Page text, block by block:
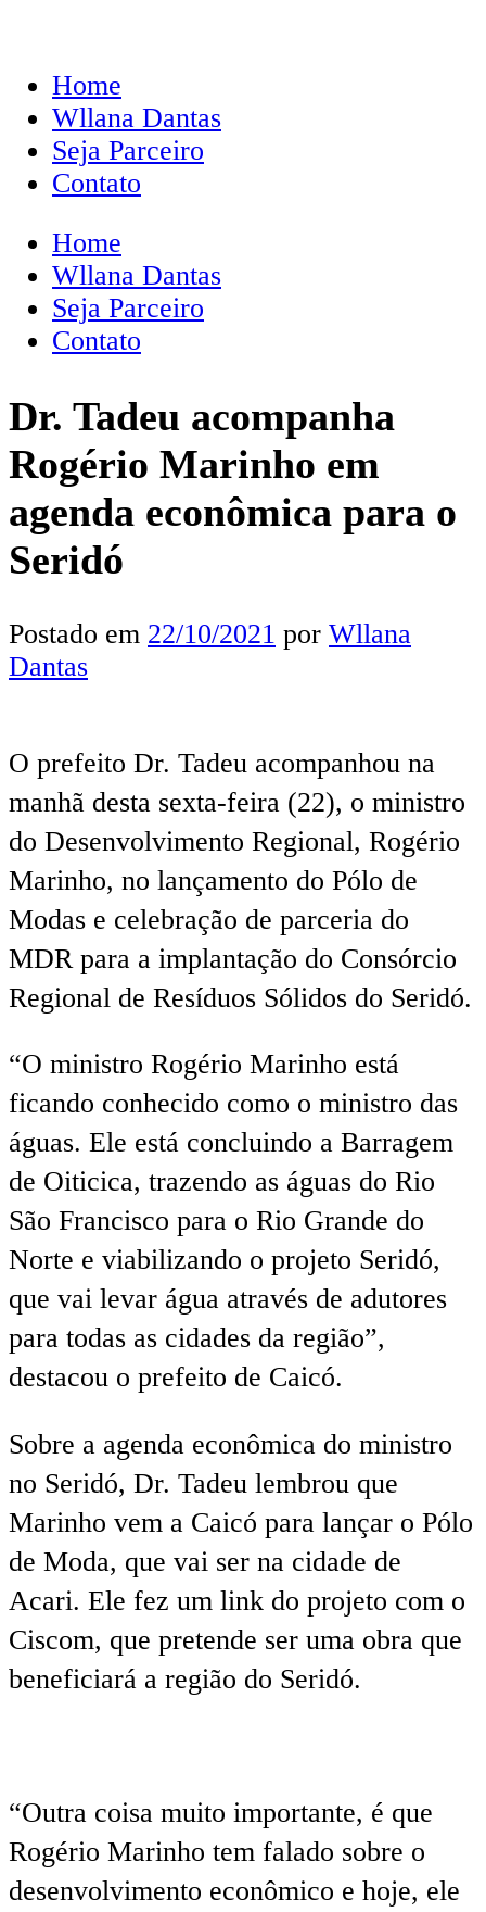
Home
Wllana Dantas
Seja Parceiro
Contato
Home
Wllana Dantas
Seja Parceiro
Contato
Dr. Tadeu acompanha
Rogério Marinho em
agenda econômica para o
Seridó
Postado em 22/10/2021 por Wllana
Dantas
O prefeito Dr. Tadeu acompanhou na
manhã desta sexta-feira (22), o ministro
do Desenvolvimento Regional, Rogério
Marinho, no lançamento do Pólo de
Modas e celebração de parceria do
MDR para a implantação do Consórcio
Regional de Resíduos Sólidos do Seridó.
“O ministro Rogério Marinho está
ficando conhecido como o ministro das
águas. Ele está concluindo a Barragem
de Oiticica, trazendo as águas do Rio
São Francisco para o Rio Grande do
Norte e viabilizando o projeto Seridó,
que vai levar água através de adutores
para todas as cidades da região”,
destacou o prefeito de Caicó.
Sobre a agenda econômica do ministro
no Seridó, Dr. Tadeu lembrou que
Marinho vem a Caicó para lançar o Pólo
de Moda, que vai ser na cidade de
Acari. Ele fez um link do projeto com o
Ciscom, que pretende ser uma obra que
beneficiará a região do Seridó.
“Outra coisa muito importante, é que
Rogério Marinho tem falado sobre o
desenvolvimento econômico e hoje, ele